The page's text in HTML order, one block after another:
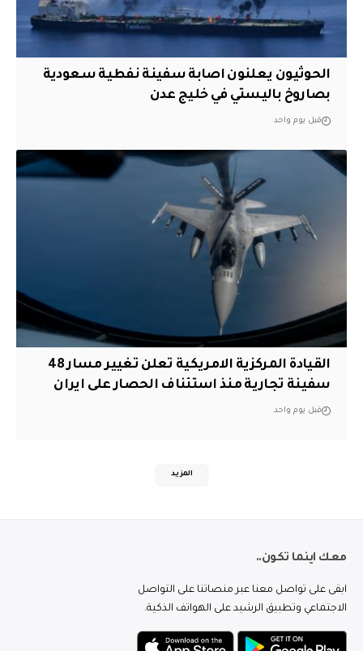
الحوثيون يعلنون اصابة سفينة نفطية سعودية
بصاروخ باليستي في خليج عدن
قبل يوم واحد
القيادة المركزية الامريكية تعلن تغيير مسار 48
سفينة تجارية منذ استئناف الحصار على ايران
قبل يوم واحد
المزيد
معك اينما تكون..
ابقى على تواصل معنا عبر منصاتنا على التواصل
الاجتماعي وتطبيق الرشيد على الهواتف الذكية.